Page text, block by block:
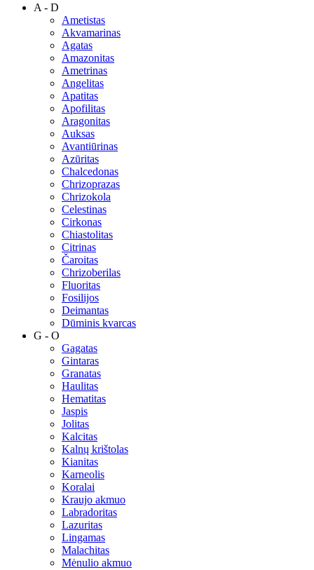
A - D
Ametistas
Akvamarinas
Agatas
Amazonitas
Ametrinas
Angelitas
Apatitas
Apofilitas
Aragonitas
Auksas
Avantiūrinas
Azūritas
Chalcedonas
Chrizoprazas
Chrizokola
Celestinas
Cirkonas
Chiastolitas
Citrinas
Čaroitas
Chrizoberilas
Fluoritas
Fosilijos
Deimantas
Dūminis kvarcas
G - O
Gagatas
Gintaras
Granatas
Haulitas
Hematitas
Jaspis
Jolitas
Kalcitas
Kalnų krištolas
Kianitas
Karneolis
Koralai
Kraujo akmuo
Labradoritas
Lazuritas
Lingamas
Malachitas
Mėnulio akmuo